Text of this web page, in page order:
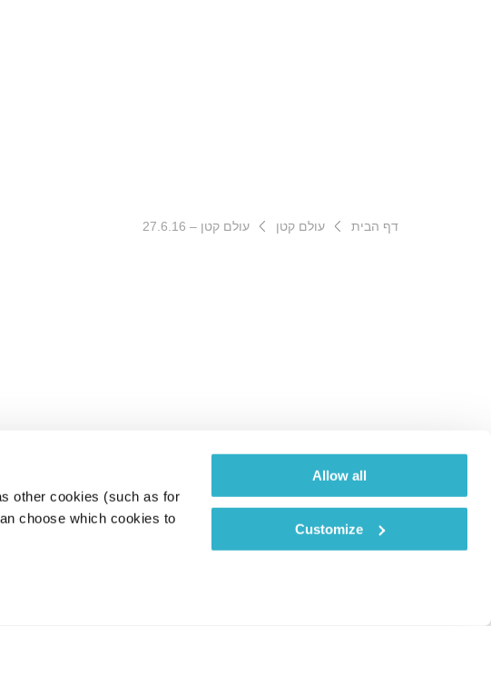
other cookies (such as for
choose which cookies to
Allow all
Customize
דף הבית עולם קטן עולם קטן – 27.6.16